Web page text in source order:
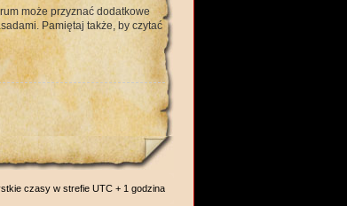
może przyznać dodatkowe
Pamiętaj także, by czytać
czasy w strefie UTC + 1 godzina